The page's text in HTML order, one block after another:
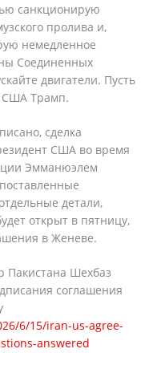
санкционирую
пролива и,
немедленное
Соединенных
двигатели. Пусть
США Трамп.
сделка
США во время
Эмманюэлем
детали,
открыт в пятницу,
в Женеве.
Пакистана Шехбаз
соглашения
6/15/iran-us-agree-
answered